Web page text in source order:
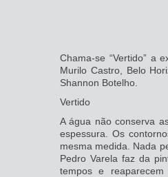
Chama-se “Vertido” a
Murilo Castro, Belo
Shannon Botelho.
Vertido
A água não conserva
espessura. Os
mesma medida. Nada
Pedro Varela faz da
tempos e